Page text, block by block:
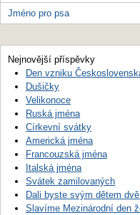
Jméno pro psa
Nejnovější příspěvky
Den vzniku
Dušičky
Velikonoce
Ruská jména
Církevní svátky
Americká jména
Francouzská jména
Italská jména
Svátek zamilovaných
Dali byste svým dětem
Slavíme Mezinárodní den